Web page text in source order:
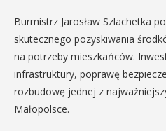
Burmistrz Jarosław Szlachetka
skutecznego pozyskiwania
na potrzeby mieszkańców.
infrastruktury, poprawę
rozbudowę jednej z
Małopolsce.